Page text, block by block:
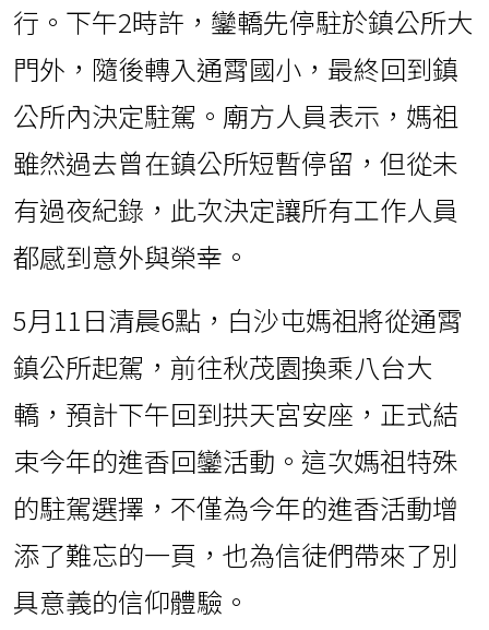
行。下午2時許，鑾轎先停駐於鎮公所大
門外，隨後轉入通霄國小，最終回到鎮
公所內決定駐駕。廟方人員表示，媽祖
雖然過去曾在鎮公所短暫停留，但從未
有過夜紀錄，此次決定讓所有工作人員
都感到意外與榮幸。
5月11日清晨6點，白沙屯媽祖將從通霄
鎮公所起駕，前往秋茂園換乘八台大
轎，預計下午回到拱天宮安座，正式結
束今年的進香回鑾活動。這次媽祖特殊
的駐駕選擇，不僅為今年的進香活動增
添了難忘的一頁，也為信徒們帶來了別
具意義的信仰體驗。